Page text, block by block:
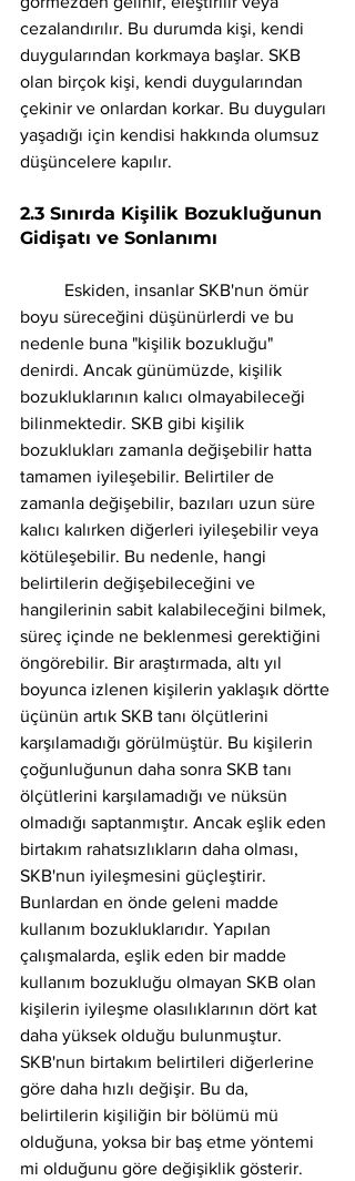
cezalandırılır. Bu durumda kişi, kendi
duygularından korkmaya başlar. SKB
olan birçok kişi, kendi duygularından
çekinir ve onlardan korkar. Bu duyguları
yaşadığı için kendisi hakkında olumsuz
düşüncelere kapılır.
2.3 Sınırda Kişilik Bozukluğunun
Gidişatı ve Sonlanımı
boyu süreceğini düşünürlerdi ve bu
nedenle buna "kişilik bozukluğu"
denirdi. Ancak günümüzde, kişilik
bozukluklarının kalıcı olmayabileceği
bilinmektedir. SKB gibi kişilik
bozuklukları zamanla değişebilir hatta
tamamen iyileşebilir. Belirtiler de
zamanla değişebilir, bazıları uzun süre
kalıcı kalırken diğerleri iyileşebilir veya
kötüleşebilir. Bu nedenle, hangi
belirtilerin değişebileceğini ve
hangilerinin sabit kalabileceğini bilmek,
süreç içinde ne beklenmesi gerektiğini
öngörebilir. Bir araştırmada, altı yıl
boyunca izlenen kişilerin yaklaşık dörtte
üçünün artık SKB tanı ölçütlerini
karşılamadığı görülmüştür. Bu kişilerin
çoğunluğunun daha sonra SKB tanı
ölçütlerini karşılamadığı ve nüksün
olmadığı saptanmıştır. Ancak eşlik eden
birtakım rahatsızlıkların daha olması,
SKB'nun iyileşmesini güçleştirir.
Bunlardan en önde geleni madde
kullanım bozukluklarıdır. Yapılan
çalışmalarda, eşlik eden bir madde
kullanım bozukluğu olmayan SKB olan
kişilerin iyileşme olasılıklarının dört kat
daha yüksek olduğu bulunmuştur.
SKB'nun birtakım belirtileri diğerlerine
göre daha hızlı değişir. Bu da,
belirtilerin kişiliğin bir bölümü mü
olduğuna, yoksa bir baş etme yöntemi
mi olduğunu göre değişiklik gösterir.